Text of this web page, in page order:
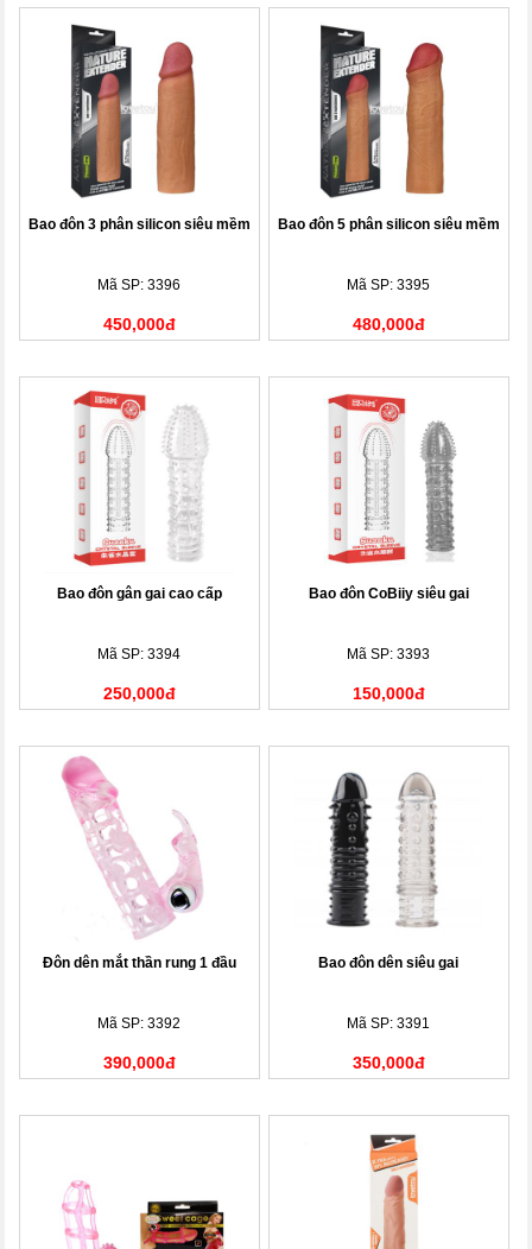
Bao đôn 3 phân silicon siêu mềm
Mã SP: 3396
450,000đ
Bao đôn 5 phân silicon siêu mềm
Mã SP: 3395
480,000đ
Bao đôn gân gai cao cấp
Mã SP: 3394
250,000đ
Bao đôn CoBiiy siêu gai
Mã SP: 3393
150,000đ
Đôn dên mắt thần rung 1 đầu
Mã SP: 3392
390,000đ
Bao đôn dên siêu gai
Mã SP: 3391
350,000đ